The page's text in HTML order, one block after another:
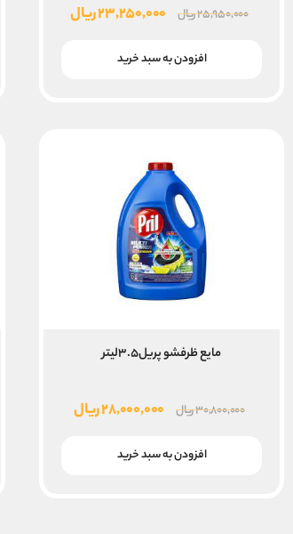
۲۵,۹۵۰,۰۰۰ریال
قیمت
۲۳,۲۵۰,۰۰۰ریالقیمت
افزودن به سبد خرید
مایع ظرفشو پریل۳.۵لیتر
۳۰,۸۰۰,۰۰۰ریال
قیمت
۲۸,۰۰۰,۰۰۰ریالقیمت
افزودن به سبد خرید